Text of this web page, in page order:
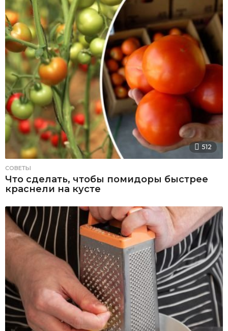
512
СОВЕТЫ
Что сделать, чтобы помидоры быстрее
краснели на кусте